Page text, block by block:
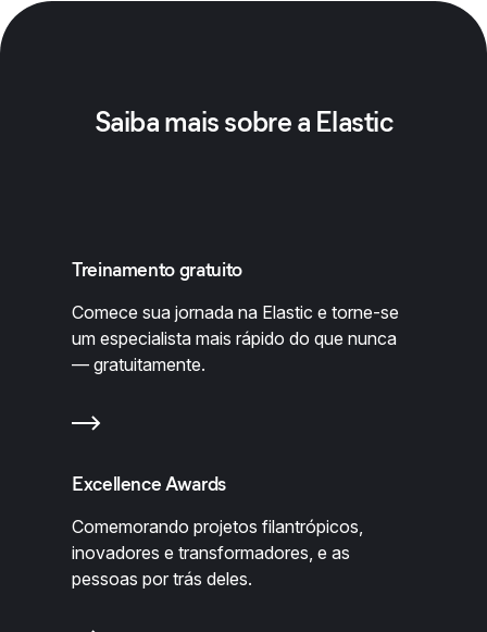
Saiba mais sobre a Elastic
Treinamento gratuito
Comece sua jornada na Elastic e torne-se
um especialista mais rápido do que nunca
— gratuitamente.
Excellence Awards
Comemorando projetos filantrópicos,
inovadores e transformadores, e as
pessoas por trás deles.